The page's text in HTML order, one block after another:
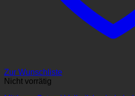
Zur Wunschliste
Nicht vorrätig